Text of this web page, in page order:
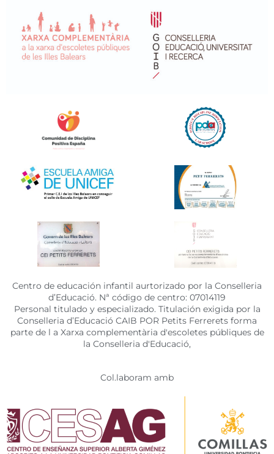
Centro de educación infantil aurtorizado por la Conselleria
d’Educació. Nª código de centro: 07014119
Personal titulado y especializado. Titulación exigida por la
Conselleria d’Educació CAIB POR Petits Ferrerets forma
parte de l a Xarxa complementària d'escoletes públiques de
la Conselleria d'Educació,
Col.laboram amb